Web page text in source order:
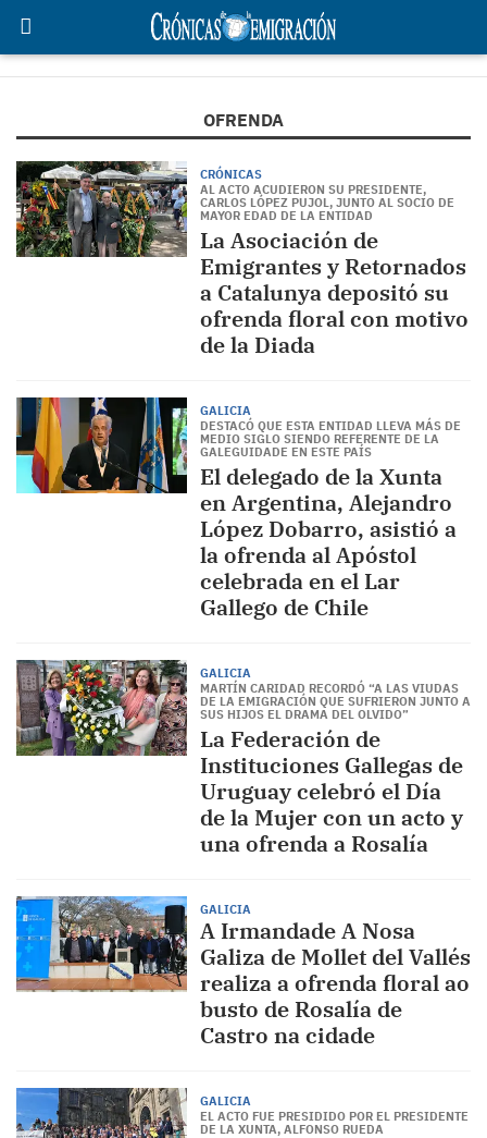
OFRENDA
CRÓNICAS
AL ACTO ACUDIERON SU PRESIDENTE,
CARLOS LÓPEZ PUJOL, JUNTO AL SOCIO DE
MAYOR EDAD DE LA ENTIDAD
La Asociación de
Emigrantes y Retornados
a Catalunya depositó su
ofrenda floral con motivo
de la Diada
GALICIA
DESTACÓ QUE ESTA ENTIDAD LLEVA MÁS DE
MEDIO SIGLO SIENDO REFERENTE DE LA
GALEGUIDADE EN ESTE PAÍS
El delegado de la Xunta
en Argentina, Alejandro
López Dobarro, asistió a
la ofrenda al Apóstol
celebrada en el Lar
Gallego de Chile
GALICIA
MARTÍN CARIDAD RECORDÓ “A LAS VIUDAS
DE LA EMIGRACIÓN QUE SUFRIERON JUNTO A
SUS HIJOS EL DRAMA DEL OLVIDO”
La Federación de
Instituciones Gallegas de
Uruguay celebró el Día
de la Mujer con un acto y
una ofrenda a Rosalía
GALICIA
A Irmandade A Nosa
Galiza de Mollet del Vallés
realiza a ofrenda floral ao
busto de Rosalía de
Castro na cidade
GALICIA
EL ACTO FUE PRESIDIDO POR EL PRESIDENTE
DE LA XUNTA, ALFONSO RUEDA